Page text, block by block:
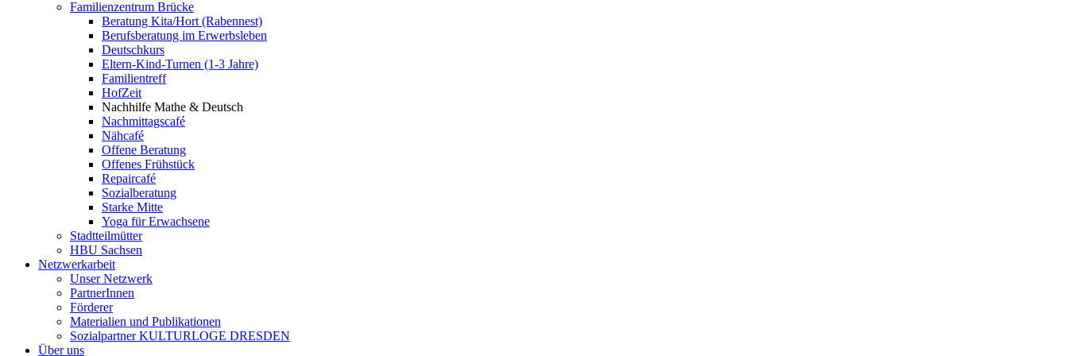
Familienzentrum Brücke
Beratung Kita/Hort (Rabennest)
Berufsberatung im Erwerbsleben
Deutschkurs
Eltern-Kind-Turnen (1-3 Jahre)
Familientreff
HofZeit
Nachhilfe Mathe & Deutsch
Nachmittagscafé
Nähcafé
Offene Beratung
Offenes Frühstück
Repaircafé
Sozialberatung
Starke Mitte
Yoga für Erwachsene
Stadtteilmütter
HBU Sachsen
Netzwerkarbeit
Unser Netzwerk
PartnerInnen
Förderer
Materialien und Publikationen
Sozialpartner KULTURLOGE DRESDEN
Über uns